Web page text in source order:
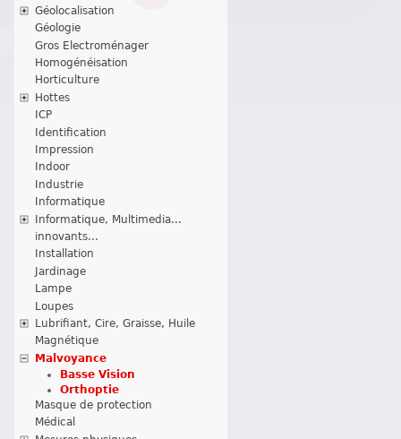
Géolocalisation
Géologie
Gros Electroménager
Homogénéisation
Horticulture
Hottes
ICP
Identification
Impression
Indoor
Industrie
Informatique
Informatique, Multimedia...
innovants...
Installation
Jardinage
Lampe
Loupes
Lubrifiant, Cire, Graisse, Huile
Magnétique
Malvoyance
Basse Vision
Orthoptie
Masque de protection
Médical